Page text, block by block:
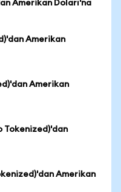
Amerikan Doları'na
Amerikan
Amerikan
Tokenized)'dan
Amerikan